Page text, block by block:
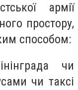
армії
простору,
способом:
чи
чи таксі